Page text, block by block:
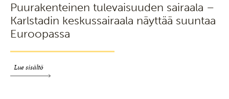
Puurakenteinen tulevaisuuden sairaala –
Karlstadin keskussairaala näyttää suuntaa
Euroopassa
Lue sisältö